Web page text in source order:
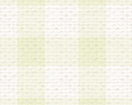
による承
の抹消を
とができ